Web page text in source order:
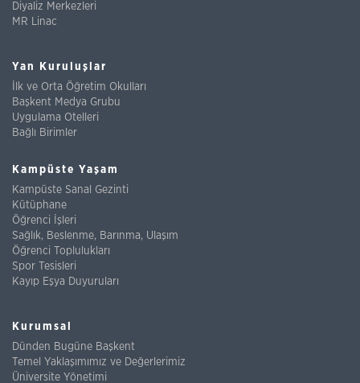
Diyaliz Merkezleri
MR Linac
Yan Kuruluşlar
İlk ve Orta Öğretim Okulları
Başkent Medya Grubu
Uygulama Otelleri
Bağlı Birimler
Kampüste Yaşam
Kampüste Sanal Gezinti
Kütüphane
Öğrenci İşleri
Sağlık, Beslenme, Barınma, Ulaşım
Öğrenci Toplulukları
Spor Tesisleri
Kayıp Eşya Duyuruları
Kurumsal
Dünden Bugüne Başkent
Temel Yaklaşımımız ve Değerlerimiz
Üniversite Yönetimi